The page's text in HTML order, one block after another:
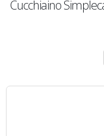
Cucchiaino